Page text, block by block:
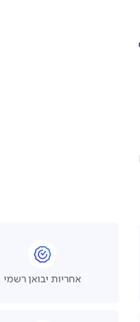
אחריות יבואן רשמי